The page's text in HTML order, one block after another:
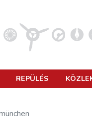
REPÜLÉS